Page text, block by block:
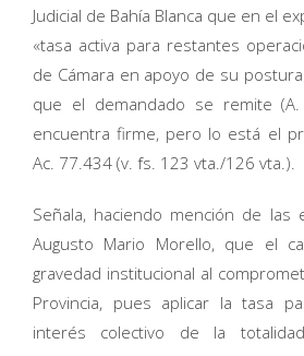
Judicial de Bahía Blanca que en el
«tasa activa para restantes
de Cámara en apoyo de su
que el demandado se remite
encuentra firme, pero lo está el
Ac. 77.434 (v. fs. 123 vta./126 vta.).
Señala, haciendo mención de las
Augusto Mario Morello, que el
gravedad institucional al
Provincia, pues aplicar la tasa
interés colectivo de la